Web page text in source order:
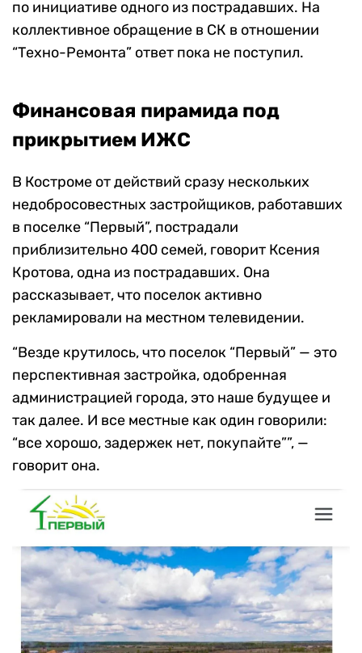
по инициативе одного из пострадавших. На
коллективное обращение в СК в отношении
“Техно-Ремонта” ответ пока не поступил.
Финансовая пирамида под
прикрытием ИЖС
В Костроме от действий сразу нескольких
недобросовестных застройщиков, работавших
в поселке “Первый”, пострадали
приблизительно 400 семей, говорит Ксения
Кротова, одна из пострадавших. Она
рассказывает, что поселок активно
рекламировали на местном телевидении.
“Везде крутилось, что поселок “Первый” — это
перспективная застройка, одобренная
администрацией города, это наше будущее и
так далее. И все местные как один говорили:
“все хорошо, задержек нет, покупайте””, —
говорит она.